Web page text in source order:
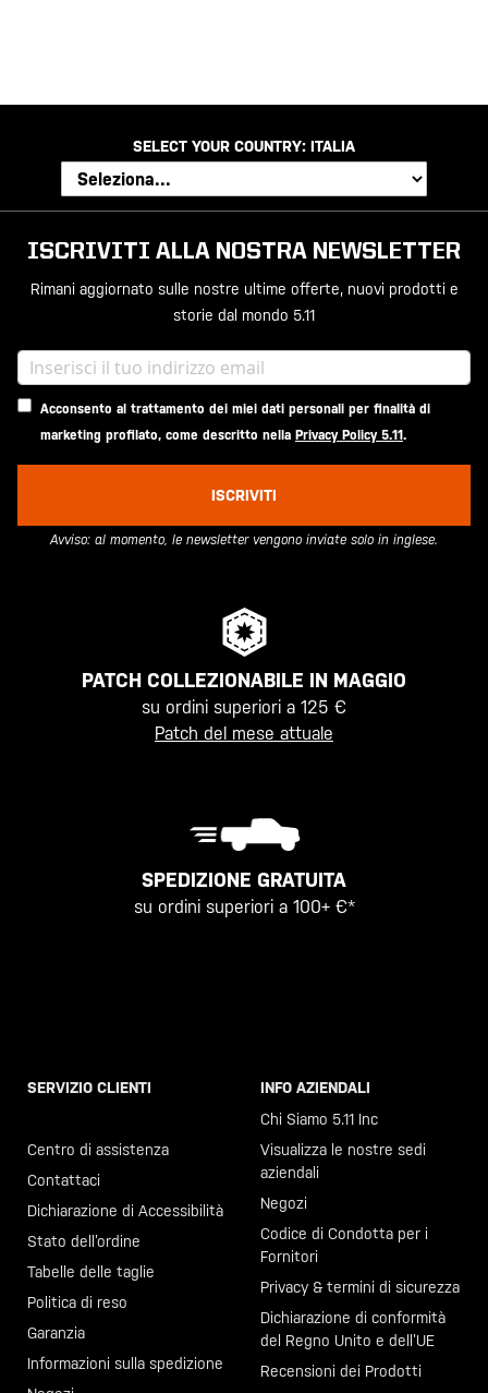
SELECT YOUR COUNTRY: ITALIA
ISCRIVITI ALLA NOSTRA NEWSLETTER
Rimani aggiornato sulle nostre ultime offerte, nuovi prodotti e
storie dal mondo 5.11
Acconsento al trattamento dei miei dati personali per finalità di
marketing profilato, come descritto nella Privacy Policy 5.11.
ISCRIVITI
Avviso: al momento, le newsletter vengono inviate solo in inglese.
PATCH COLLEZIONABILE IN MAGGIO
su ordini superiori a 125 €
Patch del mese attuale
SPEDIZIONE GRATUITA
su ordini superiori a 100+ €*
SERVIZIO CLIENTI
Centro di assistenza
Contattaci
Dichiarazione di Accessibilità
Stato dell’ordine
Tabelle delle taglie
Politica di reso
Garanzia
Informazioni sulla spedizione
INFO AZIENDALI
Chi Siamo 5.11 Inc
Visualizza le nostre sedi
aziendali
Negozi
Codice di Condotta per i
Fornitori
Privacy & termini di sicurezza
Dichiarazione di conformità
del Regno Unito e dell’UE
Recensioni dei Prodotti